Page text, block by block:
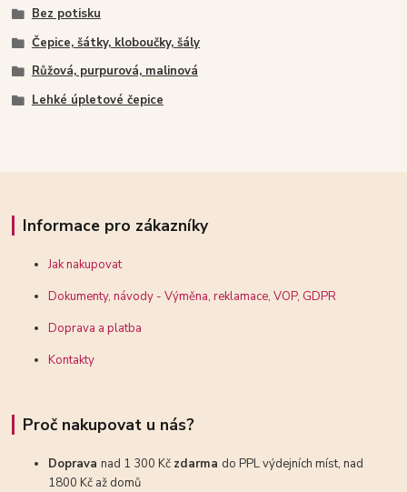
Bez potisku
Čepice, šátky, kloboučky, šály
Růžová, purpurová, malinová
Lehké úpletové čepice
Informace pro zákazníky
Jak nakupovat
Dokumenty, návody - Výměna, reklamace, VOP, GDPR
Doprava a platba
Kontakty
Proč nakupovat u nás?
Dopravanad 1 300 Kč zdarma do PPL výdejních míst, nad
1800 Kč až domů